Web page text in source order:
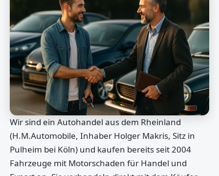
Wir sind ein Autohandel aus dem Rheinland
(H.M.Automobile, Inhaber Holger Makris, Sitz in
Pulheim bei Köln) und kaufen bereits seit 2004
Fahrzeuge mit Motorschaden für Handel und